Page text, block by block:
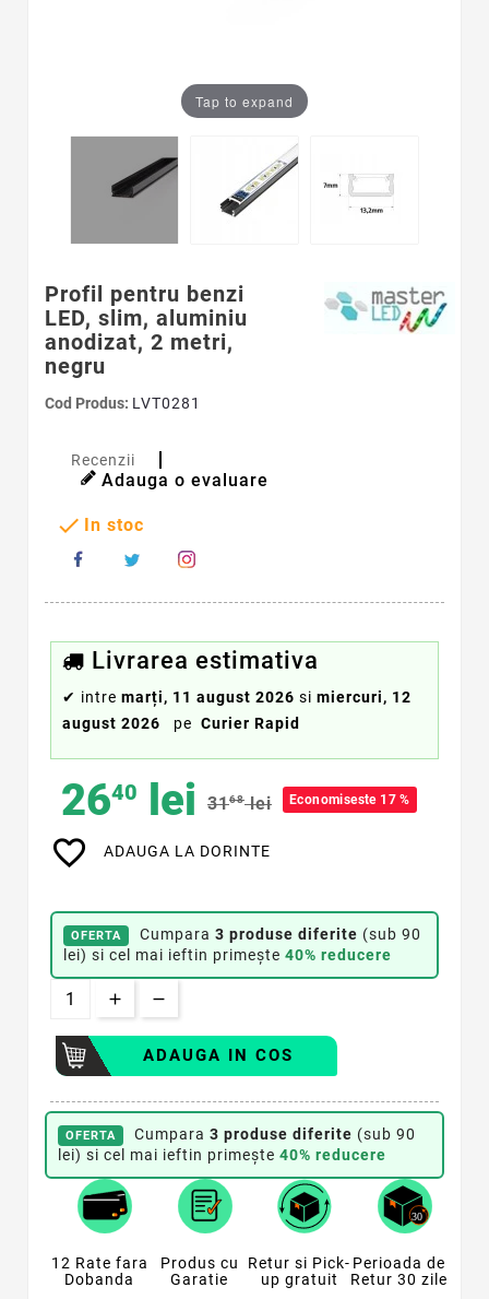
Tap to expand
Profil pentru benzi
LED, slim, aluminiu
anodizat, 2 metri,
negru
Cod Produs: LVT0281
Recenzii
Adauga o evaluare
 In stoc
Livrarea estimativa
✔ intre marți, 11 august 2026 si miercuri, 12
august 2026
pe Curier Rapid
2640 lei 3168 lei Economiseste 17 %
favorite_border ADAUGA LA DORINTE
OFERTA Cumpara 3 produse diferite (sub 90
lei) si cel mai ieftin primește 40% reducere
ADAUGA IN COS
OFERTA Cumpara 3 produse diferite (sub 90
lei) si cel mai ieftin primește 40% reducere
12 Rate fara
Dobanda
Produs cu
Garatie
Retur si Pick-
up gratuit
Perioada de
Retur 30 zile